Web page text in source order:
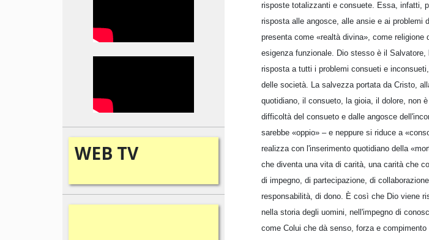
WEB TV
risposte totalizzanti e consuete. Essa, infatti,
risposta alle angosce, alle ansie e ai problemi
presenta come «realtà divina», come religione
esigenza funzionale. Dio stesso è il
risposta a tutti i problemi consueti e
delle società. La salvezza portata da Cristo,
quotidiano, il consueto, la gioia, il dolore, non
difficoltà del consueto e dalle angosce
sarebbe «oppio» – e neppure si riduce a
realizza con l'inserimento quotidiano della
che diventa una vita di carità, una carità che
di impegno, di partecipazione, di
responsabilità, di dono. È così che Dio viene
nella storia degli uomini, nell'impegno di
come Colui che dà senso, forza e